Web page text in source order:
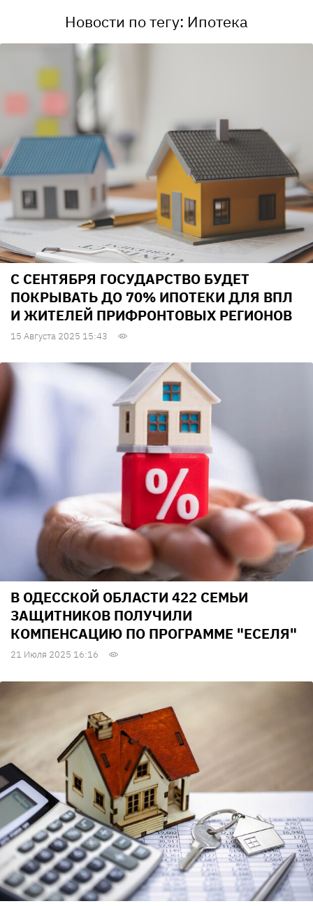
Новости по тегу: Ипотека
С СЕНТЯБРЯ ГОСУДАРСТВО БУДЕТ
ПОКРЫВАТЬ ДО 70% ИПОТЕКИ ДЛЯ ВПЛ
И ЖИТЕЛЕЙ ПРИФРОНТОВЫХ РЕГИОНОВ
15 Августа 2025 15:43
В ОДЕССКОЙ ОБЛАСТИ 422 СЕМЬИ
ЗАЩИТНИКОВ ПОЛУЧИЛИ
КОМПЕНСАЦИЮ ПО ПРОГРАММЕ "ЕСЕЛЯ"
21 Июля 2025 16:16